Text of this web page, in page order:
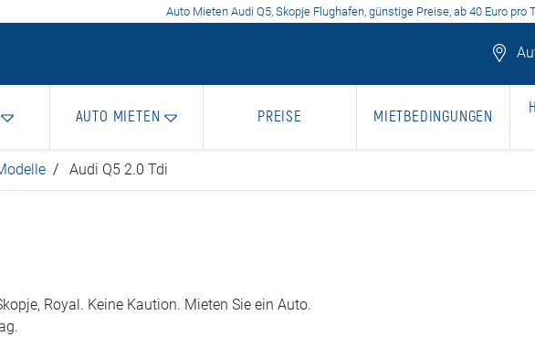
Auto Mieten Audi Q5, Skopje Flughafen, günstige Preise, ab 40 Euro pro
AUTO MIETEN PREISE MIETBEDINGUNGEN
Audi Q5 2.0 Tdi
Royal. Keine Kaution. Mieten Sie ein Auto.